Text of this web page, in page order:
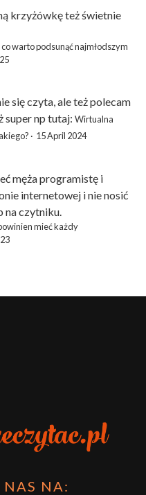
krzyżówkęteż świetnie
warto podsunąć najmłodszym
się czyta, ale też polecam
super np tutaj: Wirtualna
· 15 April 2024
męża programistę i
internetowej i nie nosić
na czytniku.
mieć każdy
NAS NA: